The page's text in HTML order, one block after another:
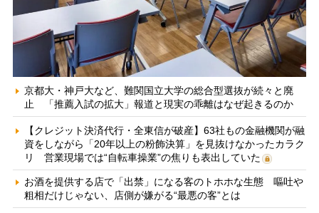
京都大・神戸大など、難関国立大学の総合型選抜が続々と廃
止 「推薦入試の拡大」報道と現実の乖離はなぜ起きるのか
【クレジット決済代行・全東信が破産】63社もの金融機関が融
資をしながら「20年以上の粉飾決算」を見抜けなかったカラク
リ 営業現場では“自転車操業”の焦りも表出していた
お酒を提供する店で「出禁」になる客のトホホな生態 嘔吐や
粗相だけじゃない、店側が嫌がる“最悪の客”とは